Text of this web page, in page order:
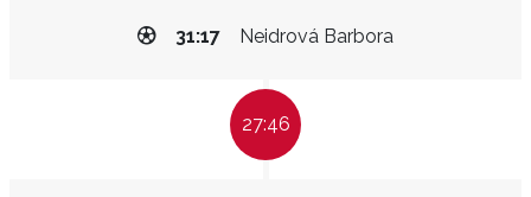
Neidrová Barbora
31:17
27:46